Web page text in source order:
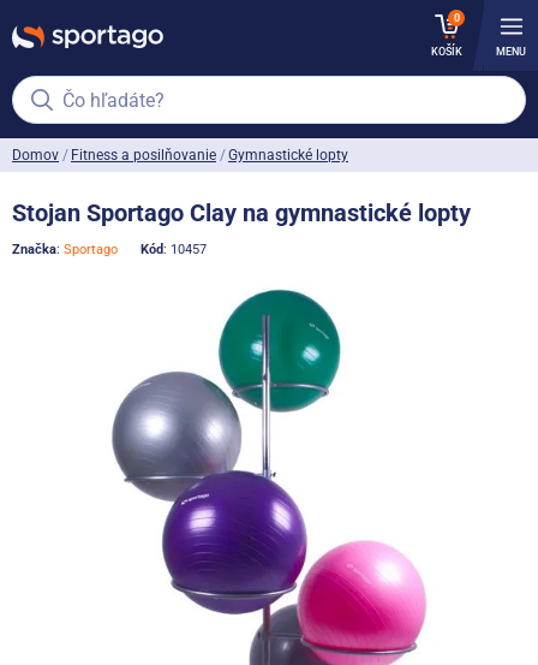
0
KOŠÍK MENU
Čo hľadáte?
Domov Fitness a posilňovanie Gymnastické lopty
Značka: Sportago Kód: 10457
Stojan Sportago Clay na gymnastické lopty